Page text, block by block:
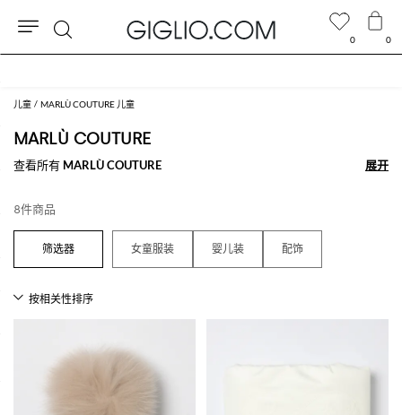
儿童 MARLÙ COUTURE 儿童
MARLÙ COUTURE
查看所有 MARLÙ COUTURE 展开
展开
8件商品
女童服装 婴儿装 配饰
0 0